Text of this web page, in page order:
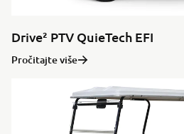
Drive² PTV QuieTech EFI
Pročitajte više